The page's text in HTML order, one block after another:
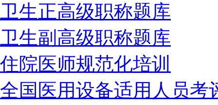
卫生正高级职称题库
卫生副高级职称题库
住院医师规范化培训
全国医用设备适用人员考